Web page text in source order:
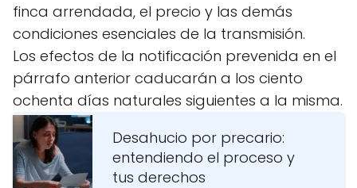
finca arrendada, el precio y las demás
condiciones esenciales de la transmisión.
Los efectos de la notificación prevenida en el
párrafo anterior caducarán a los ciento
ochenta días naturales siguientes a la misma.
Desahucio por precario:
entendiendo el proceso y
tus derechos